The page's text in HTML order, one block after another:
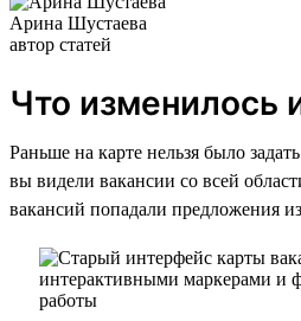
Арина Шустаева
автор статей
Что изменилось
Раньше на карте нельзя было
вы видели вакансии со всей
вакансий попадали предложения